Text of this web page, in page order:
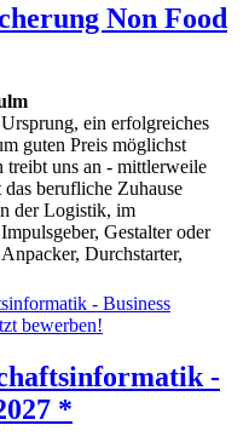
Non Food
ein erfolgreiches
guten Preis möglichst
treibt uns an - mittlerweile
berufliche Zuhause
der Logistik, im
Gestalter oder
Durchstarter,
-
*